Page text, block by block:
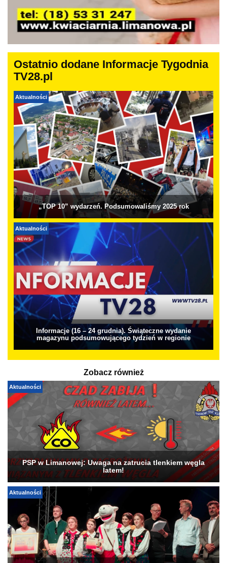
Ostatnio dodane Informacje Tygodnia
TV28.pl
Aktualności
„TOP 10” wydarzeń. Podsumowaliśmy 2025 rok
Aktualności
Informacje (16 – 24 grudnia). Świąteczne wydanie
magazynu podsumowującego tydzień w regionie
Zobacz również
Aktualności
PSP w Limanowej: Uwaga na zatrucia tlenkiem węgla
latem!
Aktualności